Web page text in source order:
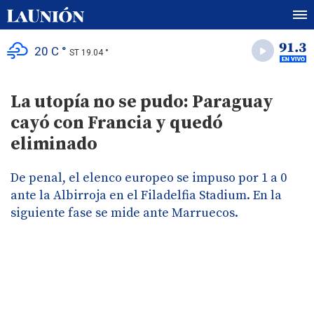
20 C ° ST 19.04 °
La utopía no se pudo: Paraguay
cayó con Francia y quedó
eliminado
De penal, el elenco europeo se impuso por 1 a 0
ante la Albirroja en el Filadelfia Stadium. En la
siguiente fase se mide ante Marruecos.